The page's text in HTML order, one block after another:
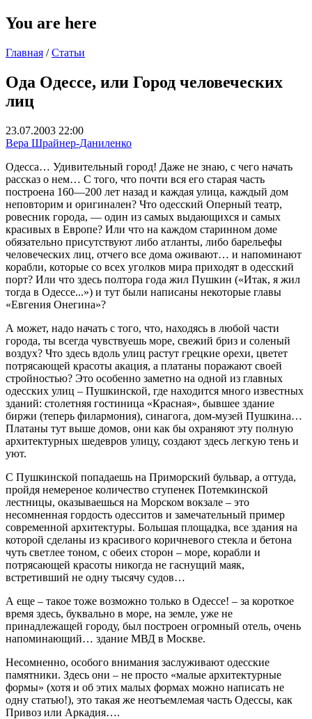
You are here
Главная / Статьи
Ода Одессе, или Город человеческих
лиц
23.07.2003 22:00
Вера Шрайнер-Даниленко
Одесса… Удивительный город! Даже не знаю, с чего начать
рассказ о нем… С того, что почти вся его старая часть
построена 160—200 лет назад и каждая улица, каждый дом
неповторим и оригинален? Что одесский Оперный театр,
ровесник города, — один из самых выдающихся и самых
красивых в Европе? Или что на каждом старинном доме
обязательно присутствуют либо атланты, либо барельефы
человеческих лиц, отчего все дома оживают… и напоминают
корабли, которые со всех уголков мира приходят в одесский
порт? Или что здесь полтора года жил Пушкин («Итак, я жил
тогда в Одессе...») и тут были написаны некоторые главы
«Евгения Онегина»?
А может, надо начать с того, что, находясь в любой части
города, ты всегда чувствуешь море, свежий бриз и соленый
воздух? Что здесь вдоль улиц растут грецкие орехи, цветет
потрясающей красоты акация, а платаны поражают своей
стройностью? Это особенно заметно на одной из главных
одесских улиц – Пушкинской, где находится много известных
зданий: столетняя гостиница «Красная», бывшее здание
биржи (теперь филармония), синагога, дом-музей Пушкина…
Платаны тут выше домов, они как бы охраняют эту полную
архитектурных шедевров улицу, создают здесь легкую тень и
уют.
С Пушкинской попадаешь на Приморский бульвар, а оттуда,
пройдя немереное количество ступенек Потемкинской
лестницы, оказываешься на Морском вокзале – это
несомненная гордость одесситов и замечательный пример
современной архитектуры. Большая площадка, все здания на
которой сделаны из красивого коричневого стекла и бетона
чуть светлее тоном, с обеих сторон – море, корабли и
потрясающей красоты никогда не гаснущий маяк,
встретивший не одну тысячу судов…
А еще – такое тоже возможно только в Одессе! – за короткое
время здесь, буквально в море, на земле, уже не
принадлежащей городу, был построен огромный отель, очень
напоминающий… здание МВД в Москве.
Несомненно, особого внимания заслуживают одесские
памятники. Здесь они – не просто «малые архитектурные
формы» (хотя и об этих малых формах можно написать не
одну статью!), это такая же неотъемлемая часть Одессы, как
Привоз или Аркадия….